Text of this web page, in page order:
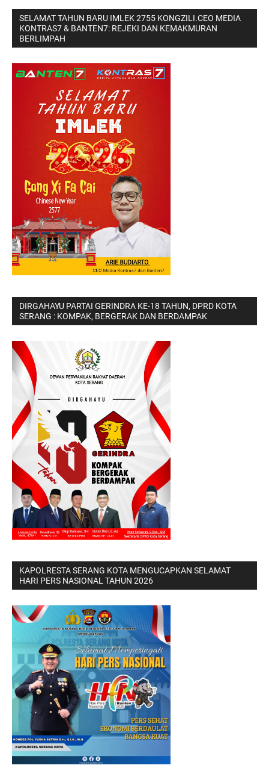
SELAMAT TAHUN BARU IMLEK 2755 KONGZILI.CEO MEDIA
KONTRAS7 & BANTEN7: REJEKI DAN KEMAKMURAN
BERLIMPAH
DIRGAHAYU PARTAI GERINDRA KE-18 TAHUN, DPRD KOTA
SERANG : KOMPAK, BERGERAK DAN BERDAMPAK
KAPOLRESTA SERANG KOTA MENGUCAPKAN SELAMAT
HARI PERS NASIONAL TAHUN 2026